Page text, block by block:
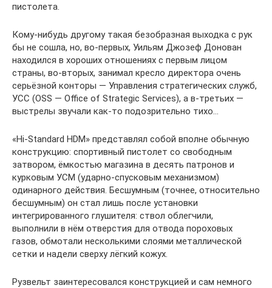
пистолета.
Кому-нибудь другому такая безобразная выходка с рук
бы не сошла, но, во-первых, Уильям Джозеф Донован
находился в хороших отношениях с первым лицом
страны, во-вторых, занимал кресло директора очень
серьёзной конторы — Управления стратегических служб,
УСС (OSS — Office of Strategic Services), а в-третьих —
выстрелы звучали как-то подозрительно тихо…
«Hi-Standard HDM» представлял собой вполне обычную
конструкцию: спортивный пистолет со свободным
затвором, ёмкостью магазина в десять патронов и
курковым УСМ (ударно-спусковым механизмом)
одинарного действия. Бесшумным (точнее, относительно
бесшумным) он стал лишь после установки
интегрированного глушителя: ствол облегчили,
выполнили в нём отверстия для отвода пороховых
газов, обмотали несколькими слоями металлической
сетки и надели сверху лёгкий кожух.
Рузвельт заинтересовался конструкцией и сам немного